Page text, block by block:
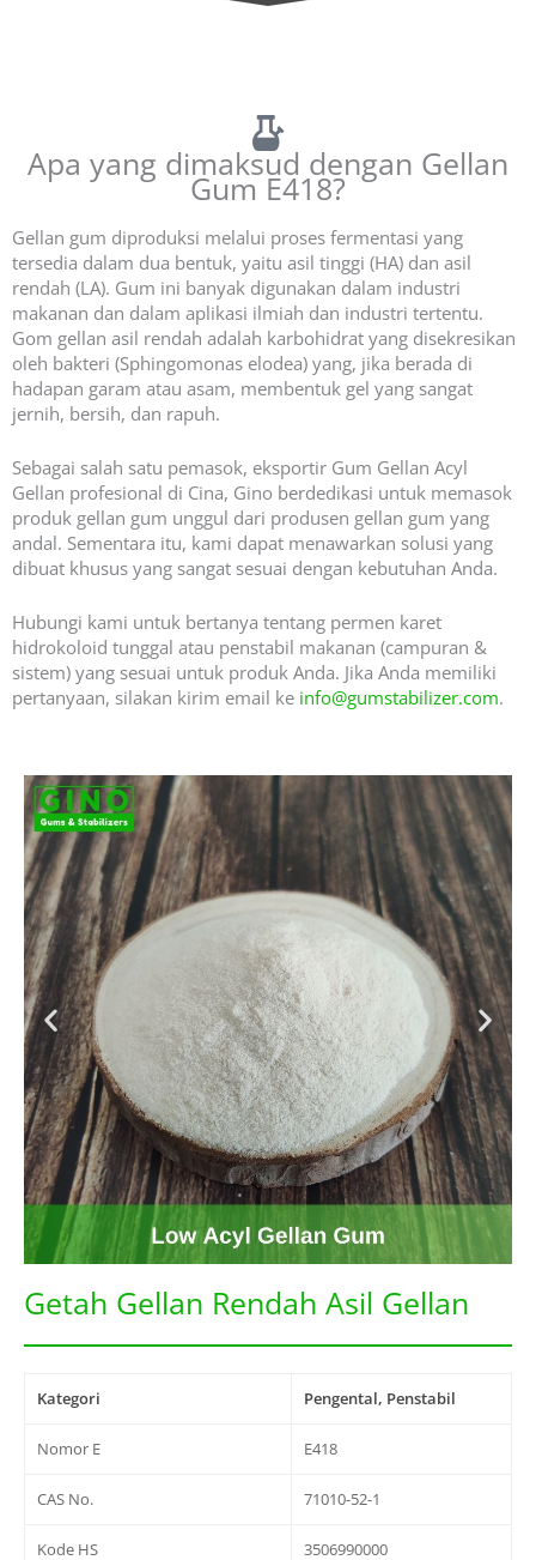
Apa yang dimaksud dengan Gellan
Gum E418?
Gellan gum diproduksi melalui proses fermentasi yang
tersedia dalam dua bentuk, yaitu asil tinggi (HA) dan asil
rendah (LA). Gum ini banyak digunakan dalam industri
makanan dan dalam aplikasi ilmiah dan industri tertentu.
Gom gellan asil rendah adalah karbohidrat yang disekresikan
oleh bakteri (Sphingomonas elodea) yang, jika berada di
hadapan garam atau asam, membentuk gel yang sangat
jernih, bersih, dan rapuh.
Sebagai salah satu pemasok, eksportir Gum Gellan Acyl
Gellan profesional di Cina, Gino berdedikasi untuk memasok
produk gellan gum unggul dari produsen gellan gum yang
andal. Sementara itu, kami dapat menawarkan solusi yang
dibuat khusus yang sangat sesuai dengan kebutuhan Anda.
Hubungi kami untuk bertanya tentang permen karet
hidrokoloid tunggal atau penstabil makanan (campuran &
sistem) yang sesuai untuk produk Anda. Jika Anda memiliki
pertanyaan, silakan kirim email ke info@gumstabilizer.com.
Getah Gellan Rendah Asil Gellan
Kategori Pengental, Penstabil
Nomor E E418
CAS No. 71010-52-1
Kode HS 3506990000